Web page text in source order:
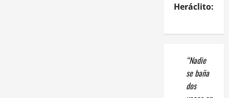
Heráclito:
“Nadie
se baña
dos